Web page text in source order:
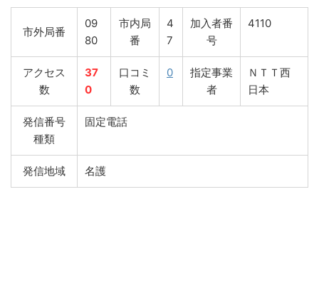
市外局番
09
80
市内局
番
4
7
加入者番
号
4110
アクセス
数
37
0
口コミ
数
0
指定事業
者
ＮＴＴ西
日本
発信番号
種類
固定電話
発信地域 名護